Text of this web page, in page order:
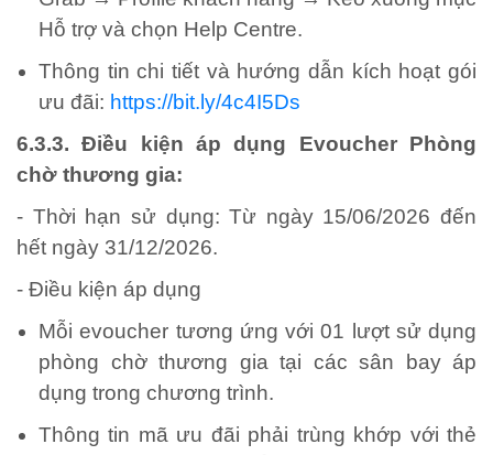
Hỗ trợ và chọn Help Centre.
Thông tin chi tiết và hướng dẫn kích hoạt gói
ưu đãi: https://bit.ly/4c4I5Ds
6.3.3. Điều kiện áp dụng Evoucher Phòng
chờ thương gia:
- Thời hạn sử dụng: Từ ngày 15/06/2026 đến
hết ngày 31/12/2026.
- Điều kiện áp dụng
Mỗi evoucher tương ứng với 01 lượt sử dụng
phòng chờ thương gia tại các sân bay áp
dụng trong chương trình.
Thông tin mã ưu đãi phải trùng khớp với thẻ